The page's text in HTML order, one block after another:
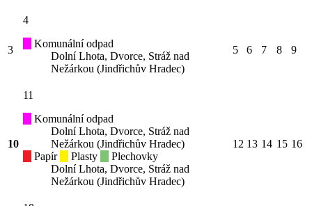
3
4
Komunální odpad
Dolní Lhota, Dvorce, Stráž nad
Nežárkou (Jindřichův Hradec)
5 6 7 8 9
10
11
Komunální odpad
Dolní Lhota, Dvorce, Stráž nad
Nežárkou (Jindřichův Hradec)
Papír
Plasty
Plechovky
Dolní Lhota, Dvorce, Stráž nad
Nežárkou (Jindřichův Hradec)
12 13 14 15 16